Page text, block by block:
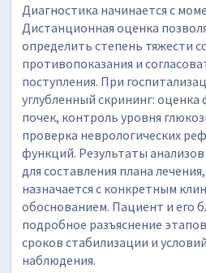
Диагностика начинается с
Дистанционная оценка
определить степень тяжести
противопоказания и
поступления. При
углубленный скрининг:
почек, контроль уровня
проверка неврологических
функций. Результаты
для составления плана
назначается с конкретным
обоснованием. Пациент и его
подробное разъяснение
сроков стабилизации и
наблюдения.